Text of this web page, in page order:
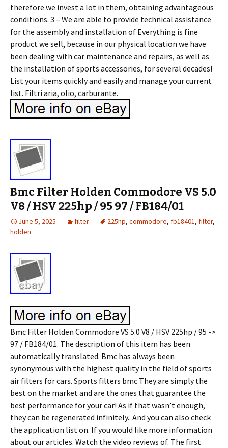
therefore we invest a lot in them, obtaining advantageous
conditions. 3 – We are able to provide technical assistance
for the assembly and installation of Everything is fine
product we sell, because in our physical location we have
been dealing with car maintenance and repairs, as well as
the installation of sports accessories, for several decades!
List your items quickly and easily and manage your current
list. Filtri aria, olio, carburante.
Bmc Filter Holden Commodore VS 5.0
V8 / HSV 225hp / 95 97 / FB184/01
June 5, 2025 filter 225hp, commodore, fb18401, filter,
holden
Bmc Filter Holden Commodore VS 5.0 V8 / HSV 225hp / 95 ->
97 / FB184/01. The description of this item has been
automatically translated. Bmc has always been
synonymous with the highest quality in the field of sports
air filters for cars. Sports filters bmc They are simply the
best on the market and are the ones that guarantee the
best performance for your car! As if that wasn’t enough,
they can be regenerated infinitely.. And you can also check
the application list on. If you would like more information
about our articles. Watch the video reviews of. The first